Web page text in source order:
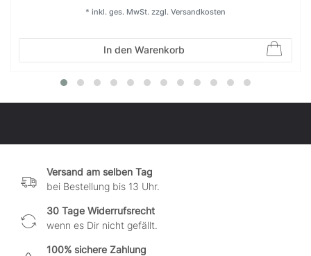
In den Warenkorb
* inkl. ges. MwSt. zzgl. Versandkosten
Versand am selben Tag
bei Bestellung bis 13 Uhr.
30 Tage Widerrufsrecht
wenn es Dir nicht gefällt.
100% sichere Zahlung